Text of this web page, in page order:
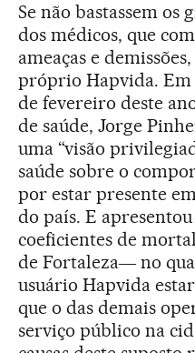
Se não bastassem os
dos médicos, que
ameaças e
próprio Hapvida.
de fevereiro deste
de saúde, Jorge
uma “visão
saúde sobre o
por estar presente
do país. E
coeficientes de
de Fortaleza― no
usuário Hapvida
que o das demais
serviço público na